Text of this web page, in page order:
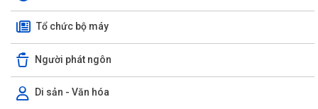
Tổ chức bộ máy
Người phát ngôn
Di sản - Văn hóa